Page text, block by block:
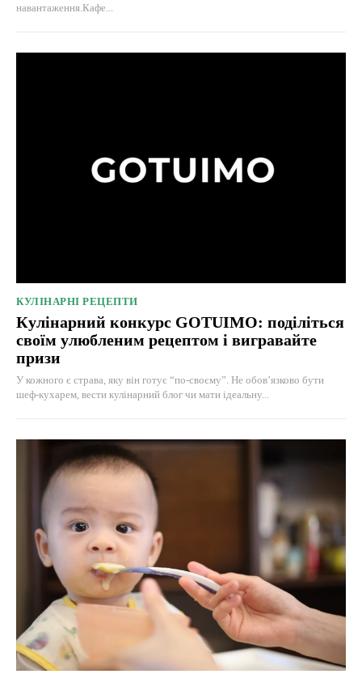
навантаження.Кафе...
КУЛІНАРНІ РЕЦЕПТИ
Кулінарний конкурс GOTUIMO: поділіться
своїм улюбленим рецептом і вигравайте
призи
У кожного є страва, яку він готує “по-своєму”. Не обов’язково бути
шеф-кухарем, вести кулінарний блог чи мати ідеальну...